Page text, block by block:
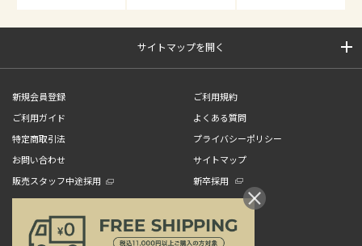
サイトマップを開く
新規会員登録
ご利用規約
ご利用ガイド
よくある質問
特定商取引法
プライバシーポリシー
お問い合わせ
サイトマップ
販売スタッフ中途採用
新卒採用